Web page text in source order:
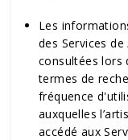
Les
des Services de
consultées lors
termes de
fréquence
auxquelles
accédé aux